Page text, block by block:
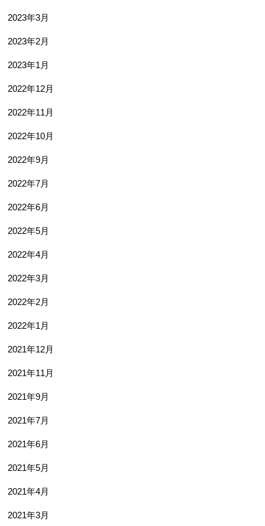
2023年3月
2023年2月
2023年1月
2022年12月
2022年11月
2022年10月
2022年9月
2022年7月
2022年6月
2022年5月
2022年4月
2022年3月
2022年2月
2022年1月
2021年12月
2021年11月
2021年9月
2021年7月
2021年6月
2021年5月
2021年4月
2021年3月